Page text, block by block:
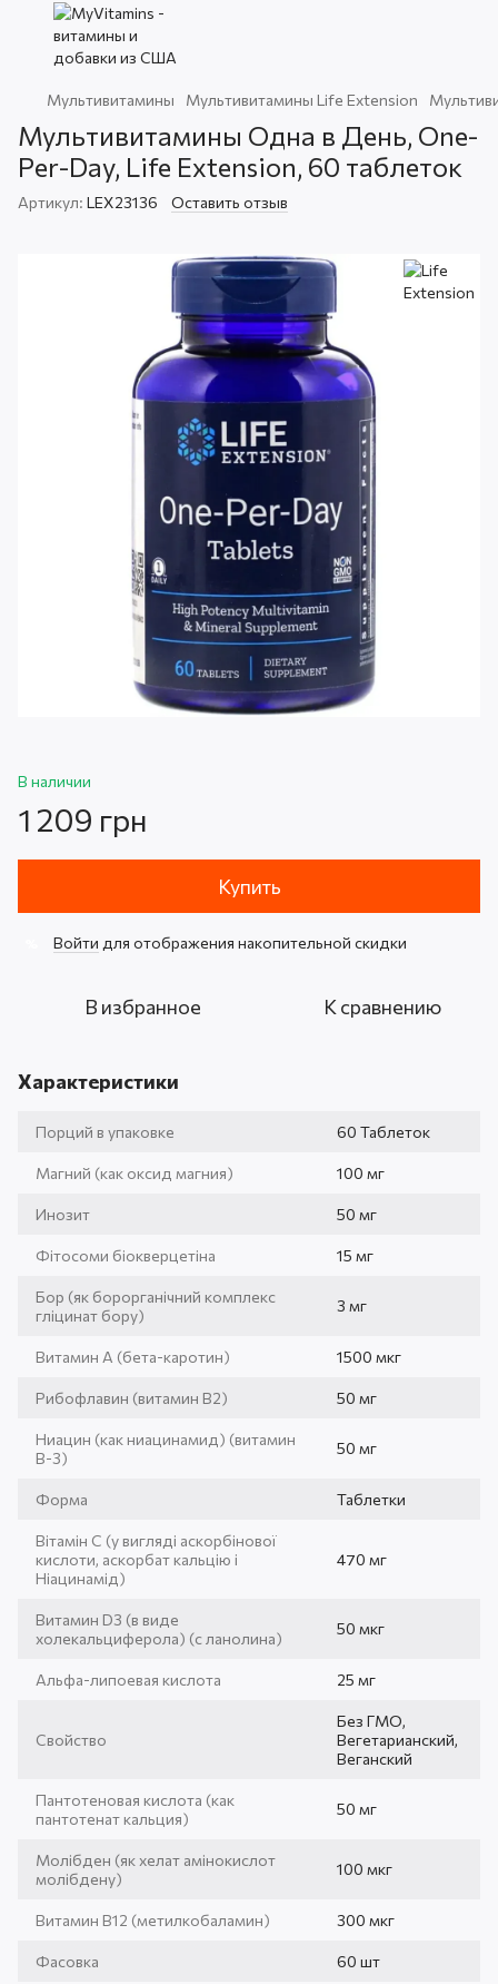
Мультивитамины Мультивитамины Life Extension
Мультивитамины Одна в День, One-
Per-Day, Life Extension, 60 таблеток
Артикул: LEX23136 Оставить отзыв
В наличии
1 209 грн
Купить
Войти для отображения накопительной скидки
В избранное К сравнению
Характеристики
Порций в упаковке 60 Таблеток
Магний (как оксид магния) 100 мг
Инозит 50 мг
Фітосоми біокверцетіна 15 мг
Бор (як борорганічний комплекс
гліцинат бору)
3 мг
Витамин А (бета-каротин) 1500 мкг
Рибофлавин (витамин B2) 50 мг
Ниацин (как ниацинамид) (витамин
B-3)
50 мг
Форма Таблетки
Вітамін С (у вигляді аскорбінової
кислоти, аскорбат кальцію і
Ніацинамід)
470 мг
Витамин D3 (в виде
холекальциферола) (с ланолина)
50 мкг
Альфа-липоевая кислота 25 мг
Свойство
Без ГМО,
Вегетарианский,
Веганский
Пантотеновая кислота (как
пантотенат кальция)
50 мг
Молібден (як хелат амінокислот
молібдену)
100 мкг
Витамин В12 (метилкобаламин) 300 мкг
Фасовка 60 шт